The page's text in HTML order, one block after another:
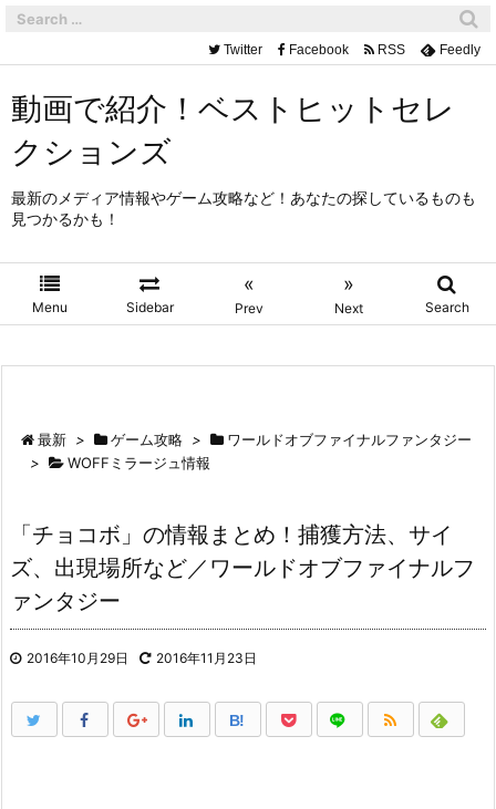
動画で紹介！ベストヒットセレ
クションズ
最新のメディア情報やゲーム攻略など！あなたの探しているものも
見つかるかも！
Menu Sidebar
«
Prev
»
Next Search
Twitter Facebook RSS Feedly
最新 > ゲーム攻略 >
ワールドオブファイナルファンタジー
>
WOFFミラージュ情報
「チョコボ」の情報まとめ！捕獲方法、サイ
ズ、出現場所など／ワールドオブファイナルフ
ァンタジー
2016年10月29日 2016年11月23日
B!